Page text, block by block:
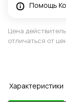
Помощь
Цена
отличаться от
Характеристики